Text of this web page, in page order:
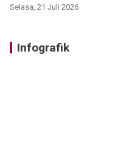
Selasa, 21 Juli 2026
Infografik